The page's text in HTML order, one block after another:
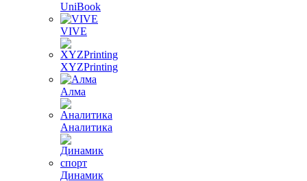
UniBook
VIVE
XYZPrinting
Алма
Аналитика
Динамик